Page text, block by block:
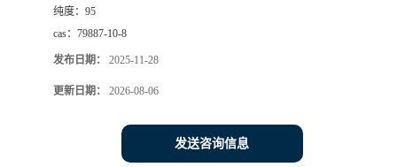
纯度： 95
cas： 79887-10-8
发布日期： 2025-11-28
更新日期： 2026-08-06
发送咨询信息